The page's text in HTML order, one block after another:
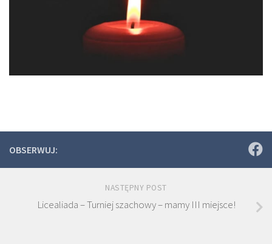
OBSERWUJ:
NASTĘPNY POST
Licealiada – Turniej szachowy – mamy III miejsce!